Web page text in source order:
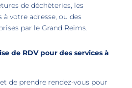
de déchèteries, les
votre adresse, ou des
par le Grand Reims.
de RDV pour des services à
de prendre rendez-vous pour